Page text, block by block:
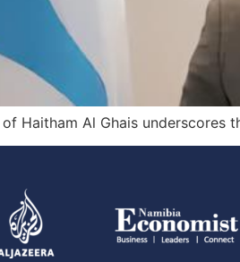
Haitham Al Ghais underscores